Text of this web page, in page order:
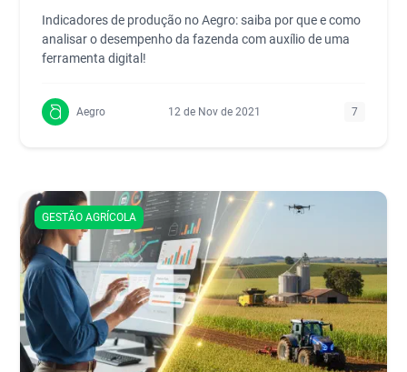
Indicadores de produção no Aegro: saiba por que e como
analisar o desempenho da fazenda com auxílio de uma
ferramenta digital!
Aegro 12 de Nov de 2021 7
GESTÃO AGRÍCOLA